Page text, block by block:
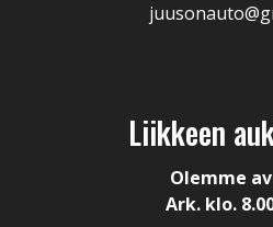
Liikkeen
Olemme
Ark. klo.